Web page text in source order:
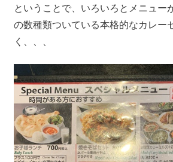
ということで、いろいろとメニュー
の数種類ついている本格的なカレー
く、、、